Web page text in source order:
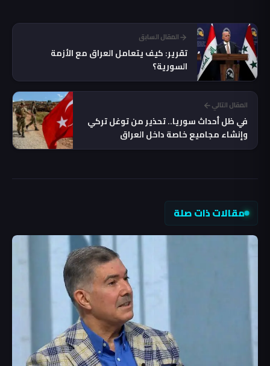
المقال السابق
تقرير: كيف يتعامل العراق مع الأزمة
السورية؟
المقال التالي
في ظل أحداث سوريا.. تحذير من توغل تركي
وإنشاء مجاميع خاصة داخل العراق
مقالات ذات صلة